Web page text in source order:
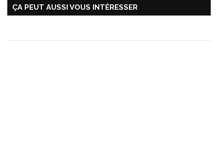
ÇA PEUT AUSSI VOUS INTÉRESSER